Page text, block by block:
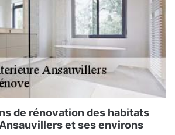
de rénovation des habitats
et ses environs